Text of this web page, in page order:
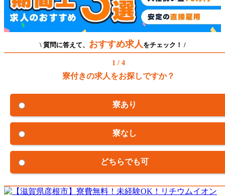
\ 質問に答えて、 おすすめ求人 をチェック！ /
1 / 4
寮付きの求人をお探しですか？
寮あり
寮なし
どちらでも可